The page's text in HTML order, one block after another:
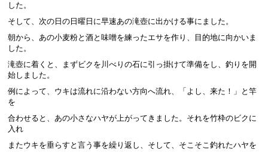
した。
そして、次の日の日曜日に早速あの滝壺に出かける事にました。
朝から、あの小麦粉と酒と味噌を練ったエサを作り、目的地に向かいま
した。
滝壺に着くと、まずビクを川べりの石に引っ掛けて準備をし、釣りを開
始しました。
例によって、ウキは流れに沿わない方向へ流れ、「よし、来た！」と竿
を
合わせると、あの小さなハヤが上がってきました。それを竹枠のビクに
入れ
またウキを垂らすと言う事を繰り返し、そして、そこそこ釣れたハヤを